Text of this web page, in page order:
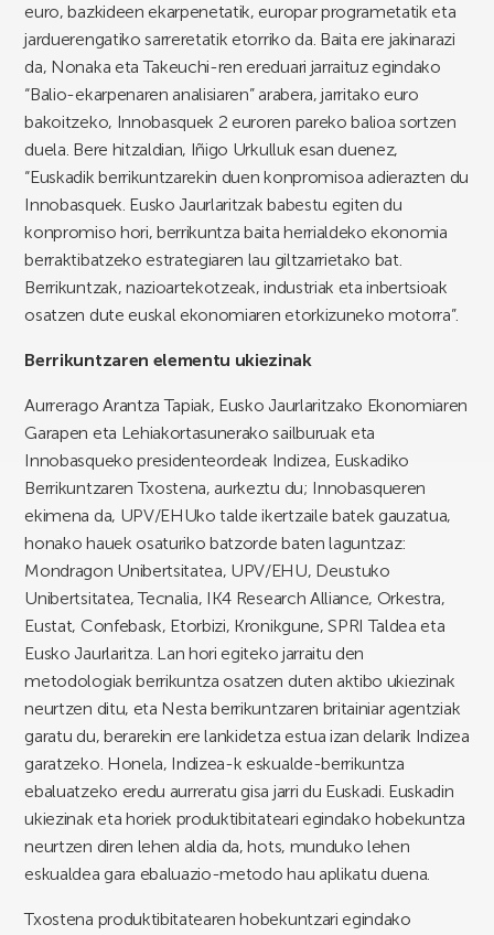
euro, bazkideen ekarpenetatik, europar programetatik eta
jarduerengatiko sarreretatik etorriko da. Baita ere jakinarazi
da, Nonaka eta Takeuchi-ren ereduari jarraituz egindako
“Balio-ekarpenaren analisiaren” arabera, jarritako euro
bakoitzeko, Innobasquek 2 euroren pareko balioa sortzen
duela. Bere hitzaldian, Iñigo Urkulluk esan duenez,
“Euskadik berrikuntzarekin duen konpromisoa adierazten du
Innobasquek. Eusko Jaurlaritzak babestu egiten du
konpromiso hori, berrikuntza baita herrialdeko ekonomia
berraktibatzeko estrategiaren lau giltzarrietako bat.
Berrikuntzak, nazioartekotzeak, industriak eta inbertsioak
osatzen dute euskal ekonomiaren etorkizuneko motorra”.
Berrikuntzaren elementu ukiezinak
Aurrerago Arantza Tapiak, Eusko Jaurlaritzako Ekonomiaren
Garapen eta Lehiakortasunerako sailburuak eta
Innobasqueko presidenteordeak Indizea, Euskadiko
Berrikuntzaren Txostena, aurkeztu du; Innobasqueren
ekimena da, UPV/EHUko talde ikertzaile batek gauzatua,
honako hauek osaturiko batzorde baten laguntzaz:
Mondragon Unibertsitatea, UPV/EHU, Deustuko
Unibertsitatea, Tecnalia, IK4 Research Alliance, Orkestra,
Eustat, Confebask, Etorbizi, Kronikgune, SPRI Taldea eta
Eusko Jaurlaritza. Lan hori egiteko jarraitu den
metodologiak berrikuntza osatzen duten aktibo ukiezinak
neurtzen ditu, eta Nesta berrikuntzaren britainiar agentziak
garatu du, berarekin ere lankidetza estua izan delarik Indizea
garatzeko. Honela, Indizea-k eskualde-berrikuntza
ebaluatzeko eredu aurreratu gisa jarri du Euskadi. Euskadin
ukiezinak eta horiek produktibitateari egindako hobekuntza
neurtzen diren lehen aldia da, hots, munduko lehen
eskualdea gara ebaluazio-metodo hau aplikatu duena.
Txostena produktibitatearen hobekuntzari egindako